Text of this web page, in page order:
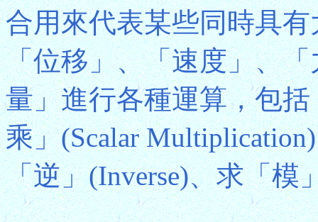
合用來代表某些同時具
「位移」、「速度」、
量」進行各種運算，包
乘」(Scalar
「逆」(Inverse)、求「模